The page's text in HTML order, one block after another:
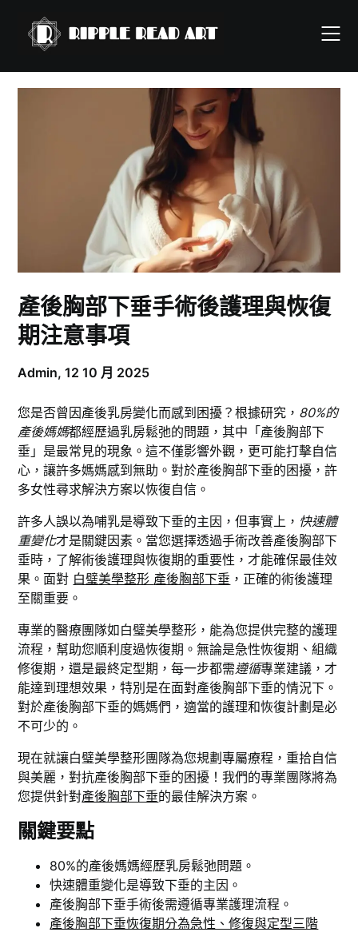
content
產後胸部下垂手術後護理與恢復
期注意事項
Admin,12 10 月 2025
您是否曾因產後乳房變化而感到困擾？根據研究， 80%的
產後媽媽都經歷過乳房鬆弛的問題，其中「產後胸部下
垂」是最常見的現象。這不僅影響外觀，更可能打擊自信
心，讓許多媽媽感到無助。對於產後胸部下垂的困擾，許
多女性尋求解決方案以恢復自信。
許多人誤以為哺乳是導致下垂的主因，但事實上， 快速體
重變化才是關鍵因素。當您選擇透過手術改善產後胸部下
垂時，了解術後護理與恢復期的重要性，才能確保最佳效
果。面對 白璧美學整形 產後胸部下垂 ，正確的術後護理
至關重要。
專業的醫療團隊如白璧美學整形，能為您提供完整的護理
流程，幫助您順利度過恢復期。無論是急性恢復期、組織
修復期，還是最終定型期，每一步都需遵循專業建議，才
能達到理想效果，特別是在面對產後胸部下垂的情況下。
對於產後胸部下垂的媽媽們，適當的護理和恢復計劃是必
不可少的。
現在就讓白璧美學整形團隊為您規劃專屬療程，重拾自信
與美麗，對抗產後胸部下垂的困擾！我們的專業團隊將為
您提供針對產後胸部下垂的最佳解決方案。
關鍵要點
80%的產後媽媽經歷乳房鬆弛問題。
快速體重變化是導致下垂的主因。
產後胸部下垂手術後需遵循專業護理流程。
產後胸部下垂恢復期分為急性、修復與定型三階